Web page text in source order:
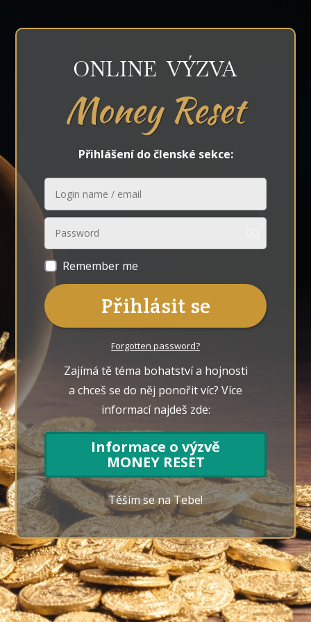
ONLINE VÝZVA
Money Reset
Přihlášení do členské sekce:
Remember me
Přihlásit se
Forgotten password?
Zajímá tě téma bohatství a hojnosti
a chceš se do něj ponořit víc? Více
informací najdeš zde:
Informace o výzvě
MONEY RESET
Těším se na Tebe!